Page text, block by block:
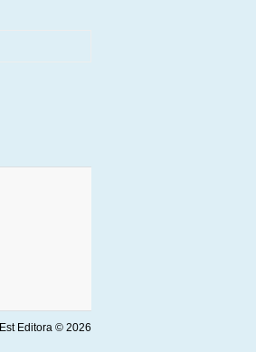
Est Editora © 2026